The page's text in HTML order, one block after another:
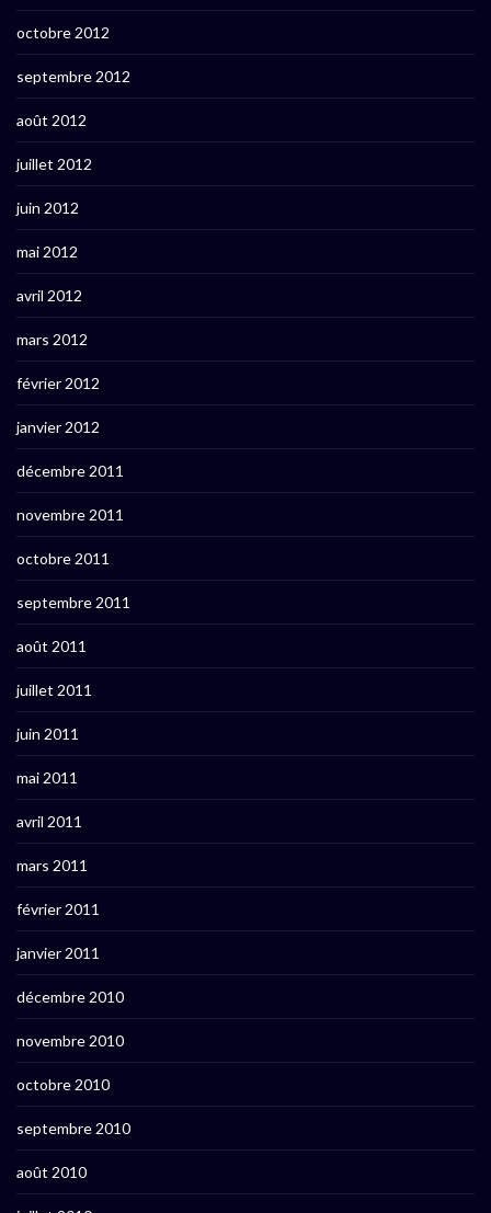
octobre 2012
septembre 2012
août 2012
juillet 2012
juin 2012
mai 2012
avril 2012
mars 2012
février 2012
janvier 2012
décembre 2011
novembre 2011
octobre 2011
septembre 2011
août 2011
juillet 2011
juin 2011
mai 2011
avril 2011
mars 2011
février 2011
janvier 2011
décembre 2010
novembre 2010
octobre 2010
septembre 2010
août 2010